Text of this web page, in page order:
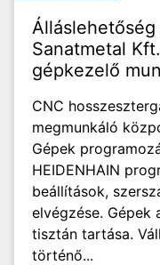
Álláslehetőség
Sanatmetal
gépkezelő
CNC
megmunkáló
Gépek
HEIDENHAIN
beállítások,
elvégzése. Gépek
tisztán tartása.
történő...